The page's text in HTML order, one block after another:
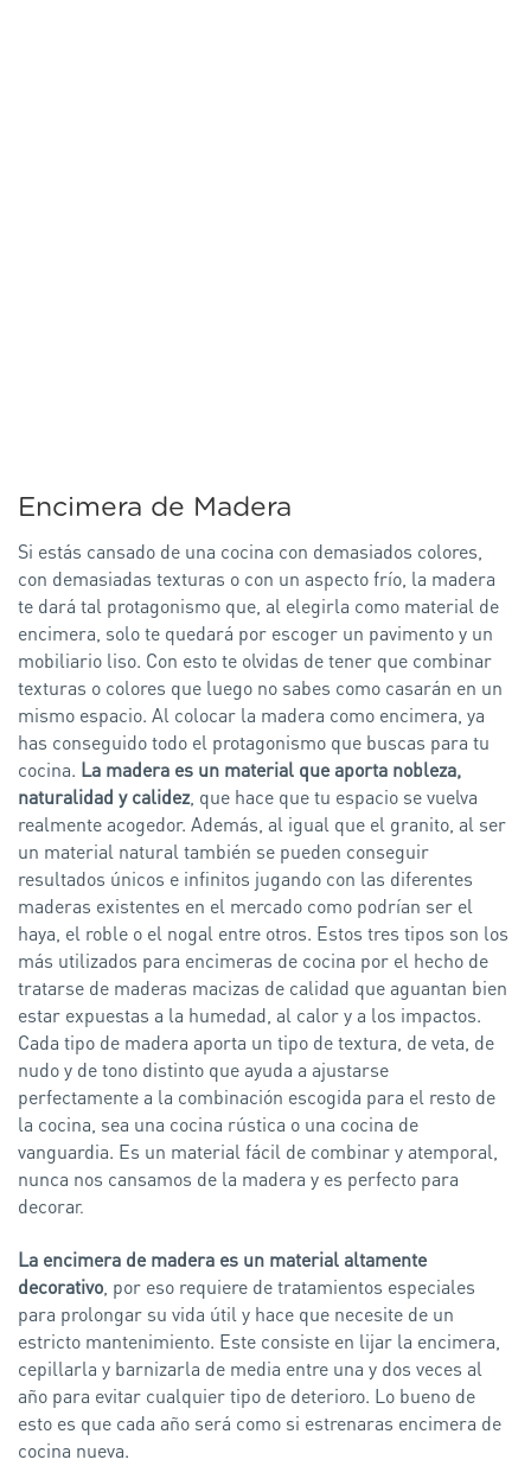
Encimera de Madera
Si estás cansado de una cocina con demasiados colores,
con demasiadas texturas o con un aspecto frío, la madera
te dará tal protagonismo que, al elegirla como material de
encimera, solo te quedará por escoger un pavimento y un
mobiliario liso. Con esto te olvidas de tener que combinar
texturas o colores que luego no sabes como casarán en un
mismo espacio. Al colocar la madera como encimera, ya
has conseguido todo el protagonismo que buscas para tu
cocina. La madera es un material que aporta nobleza,
naturalidad y calidez, que hace que tu espacio se vuelva
realmente acogedor. Además, al igual que el granito, al ser
un material natural también se pueden conseguir
resultados únicos e infinitos jugando con las diferentes
maderas existentes en el mercado como podrían ser el
haya, el roble o el nogal entre otros. Estos tres tipos son los
más utilizados para encimeras de cocina por el hecho de
tratarse de maderas macizas de calidad que aguantan bien
estar expuestas a la humedad, al calor y a los impactos.
Cada tipo de madera aporta un tipo de textura, de veta, de
nudo y de tono distinto que ayuda a ajustarse
perfectamente a la combinación escogida para el resto de
la cocina, sea una cocina rústica o una cocina de
vanguardia. Es un material fácil de combinar y atemporal,
nunca nos cansamos de la madera y es perfecto para
decorar.
La encimera de madera es un material altamente
decorativo , por eso requiere de tratamientos especiales
para prolongar su vida útil y hace que necesite de un
estricto mantenimiento. Este consiste en lijar la encimera,
cepillarla y barnizarla de media entre una y dos veces al
año para evitar cualquier tipo de deterioro. Lo bueno de
esto es que cada año será como si estrenaras encimera de
cocina nueva.